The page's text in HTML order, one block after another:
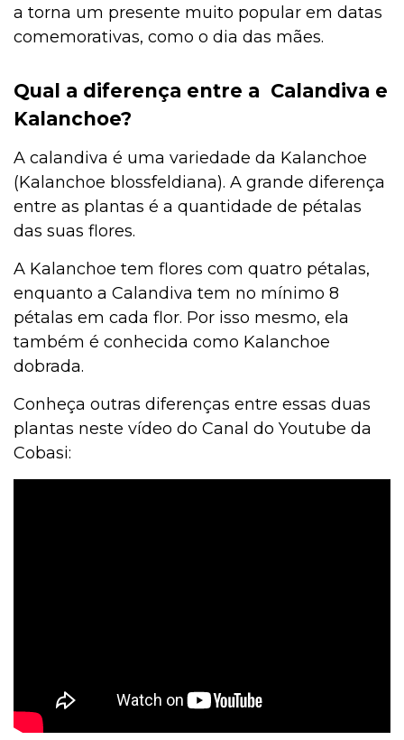
a torna um presente muito popular em datas
comemorativas, como o dia das mães.
Qual a diferença entre a Calandiva e
Kalanchoe?
A calandiva é uma variedade da Kalanchoe
(Kalanchoe blossfeldiana). A grande diferença
entre as plantas é a quantidade de pétalas
das suas flores.
A Kalanchoe tem flores com quatro pétalas,
enquanto a Calandiva tem no mínimo 8
pétalas em cada flor. Por isso mesmo, ela
também é conhecida como Kalanchoe
dobrada.
Conheça outras diferenças entre essas duas
plantas neste vídeo do Canal do Youtube da
Cobasi: